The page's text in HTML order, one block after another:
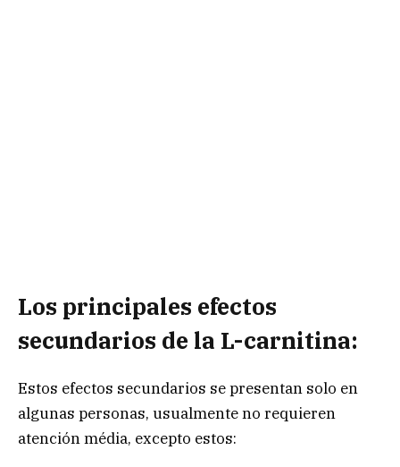
Los principales efectos
secundarios de la L-carnitina:
Estos efectos secundarios se presentan solo en
algunas personas, usualmente no requieren
atención média, excepto estos: